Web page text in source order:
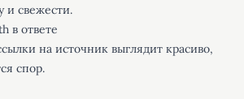
и свежести.
в ответе
на источник выглядит красиво,
спор.